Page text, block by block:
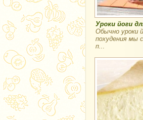
Уроки йоги
Обычно уроки
похудения мы
п...